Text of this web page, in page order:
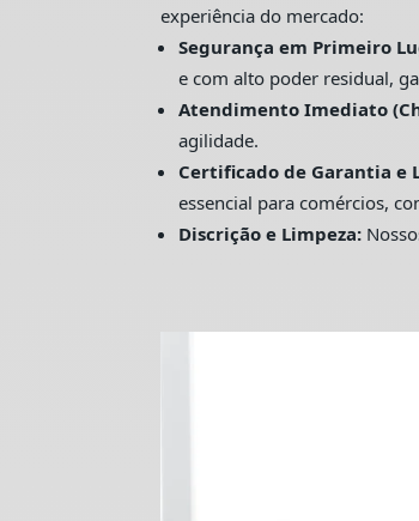
experiência do mercado:
Segurança em Primeiro
e com alto poder residual,
Atendimento Imediato
agilidade.
Certificado de Garantia e
essencial para comércios,
Discrição e Limpeza: